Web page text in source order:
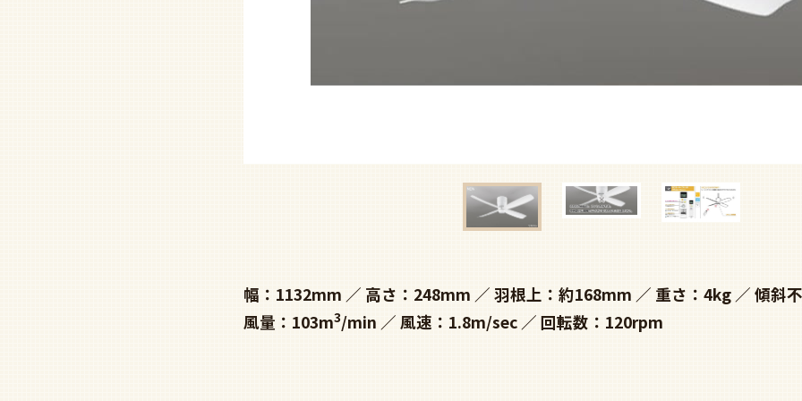
幅：1132mm 高さ：248mm 羽根上：約168mm 重さ：4kg
傾斜
風量：103m3/min 風速：1.8m/sec 回転数：120rpm